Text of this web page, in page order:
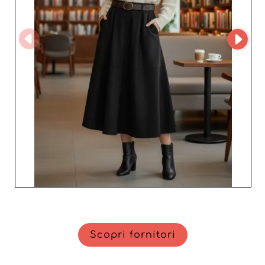
chiavi in mano per i professionisti che vogliono
distinguersi nel mondo della moda femminile.
Approfittate di tariffe vantaggiose e condizioni flessibili
per sviluppare la vostra attività con serenità. In sintesi,
associarsi a Len’s Couture GmbH significa scegliere una
qualità impeccabile, un servizio affidabile e partnership
durature per prosperare nel competitivo mondo della
moda.
Scopri fornitori